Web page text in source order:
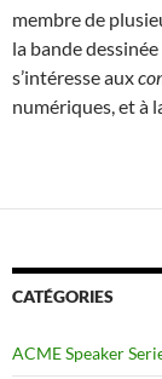
membre de
la bande
s’intéresse aux
numériques, et à
CATÉGORIES
ACME Speaker